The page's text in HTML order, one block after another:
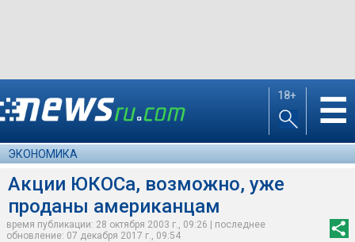
18+ ☰
ЭКОНОМИКА
Акции ЮКОСа, возможно, уже
проданы американцам
время публикации: 28 октября 2003 г., 09:26 | последнее
обновление: 07 декабря 2017 г., 09:54